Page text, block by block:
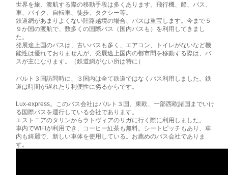
世界を旅、渡航する際の移動手段は多くあります。飛行機、船、バス、
車、バイク、自転­車、徒歩、タクシー等。
鉄道網があまりよくない陸路越境の場合、バスは重宝します。今まで５
９か国の渡航で、­数多くの国際バス（国内バスも）を利用してきまし
た。
発展途上国のバスは、古いバスも多く、エアコン、トイレがないなど機
能性は優れており­ませんが、発展途上国内の都市間を移動する際は、バ
スが主になります。（鉄道網がない­所は特に）
バルト３国訪問時に、３国内は全て鉄道ではなくバス利用しました。鉄
道は時間が遅れた­り利便性に劣るからです。
Lux-express。このバス会社はバルト３国、東欧、一部西欧諸国までいけ
る国­­際バスを運行している会社であります。
エストニアのタリンからラトヴィアのリガに­行く際に利用しました。
車内でWIFIが利用でき、コーヒー紅茶も無料。シートピッチもあ­り、車
内も綺麗で­、新しい車体を使用している。お薦めのバス会社でありま
す。